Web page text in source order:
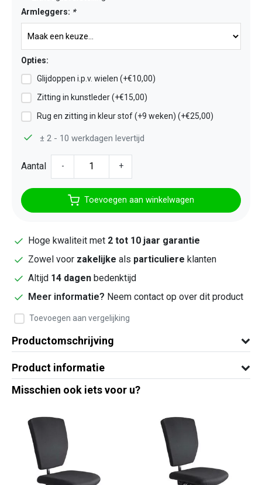
Armleggers: *
Opties:
Glijdoppen i.p.v. wielen (+€10,00)
Zitting in kunstleder (+€15,00)
Rug en zitting in kleur stof (+9 weken) (+€25,00)
± 2 - 10 werkdagen levertijd
Aantal - +
Toevoegen aan winkelwagen
Hoge kwaliteit met 2 tot 10 jaar garantie
Zowel voor zakelijke als particuliere klanten
Altijd 14 dagen bedenktijd
Meer informatie? Neem contact op over dit product
Toevoegen aan vergelijking
Productomschrijving
Product informatie
Misschien ook iets voor u?